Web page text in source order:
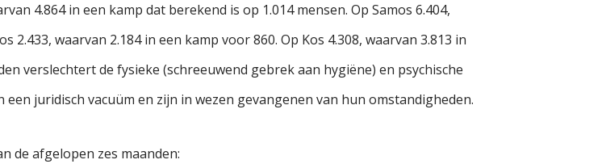
4.864 in een kamp dat berekend is op 1.014 mensen. Op Samos 6.404,
waarvan 2.184 in een kamp voor 860. Op Kos 4.308, waarvan 3.813 in
verslechtert de fysieke (schreeuwend gebrek aan hygiëne) en psychische
juridisch vacuüm en zijn in wezen gevangenen van hun omstandigheden.
de afgelopen zes maanden: